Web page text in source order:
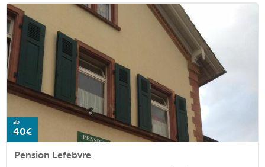
ab
40€
Pension Lefebvre